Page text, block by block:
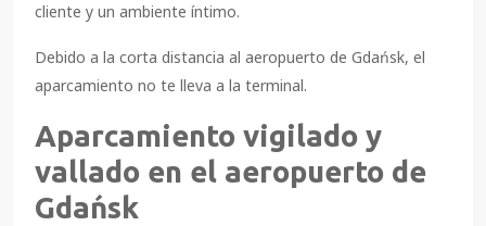
cliente y un ambiente íntimo.
Debido a la corta distancia al aeropuerto de Gdańsk, el
aparcamiento no te lleva a la terminal.
Aparcamiento vigilado y
vallado en el aeropuerto de
Gdańsk